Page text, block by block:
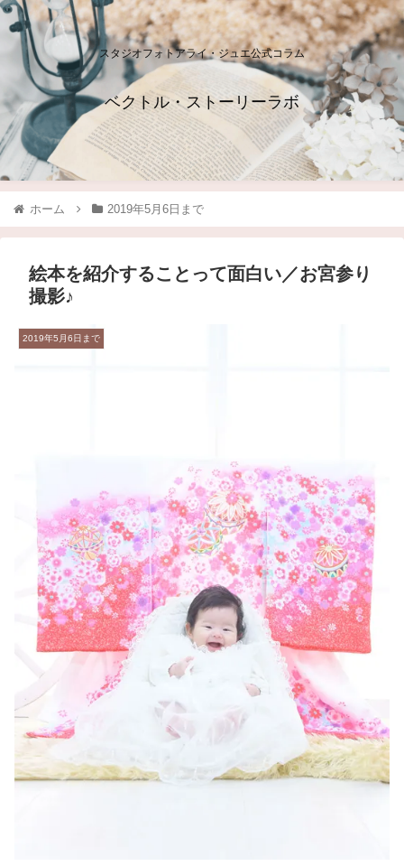
スタジオフォトアライ・ジュエ公式コラム
ベクトル・ストーリーラボ
ホーム 2019年5月6日まで
絵本を紹介することって面白い／お宮参り
撮影♪
2019年5月6日まで